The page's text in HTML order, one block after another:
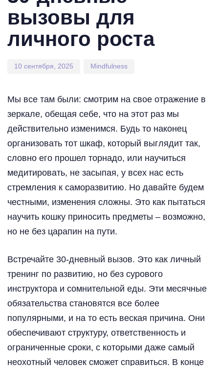
вызовы для
личного роста
10 сентября, 2025 Mindfulness
Мы все там были: смотрим на свое отражение в
зеркале, обещая себе, что на этот раз мы
действительно изменимся. Будь то наконец
организовать тот шкаф, который выглядит так,
словно его прошел торнадо, или научиться
медитировать, не засыпая, у всех нас есть
стремления к саморазвитию. Но давайте будем
честными, изменения сложны. Это как пытаться
научить кошку приносить предметы – возможно,
но не без царапин на пути.
Встречайте 30-дневный вызов. Это как личный
тренинг по развитию, но без сурового
инструктора и сомнительной еды. Эти месячные
обязательства становятся все более
популярными, и на то есть веская причина. Они
обеспечивают структуру, ответственность и
ограниченные сроки, с которыми даже самый
неохотный человек сможет справиться. В конце